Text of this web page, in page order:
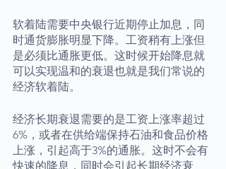
软着陆需要中央银行近期停止加息，同
时通货膨胀明显下降。工资稍有上涨但
是必须比通胀更低。这时候开始降息就
可以实现温和的衰退也就是我们常说的
经济软着陆。
经济长期衰退需要的是工资上涨率超过
6%，或者在供给端保持石油和食品价格
上涨，引起高于3%的通胀。这时不会有
快速的降息，同时会引起长期经济衰